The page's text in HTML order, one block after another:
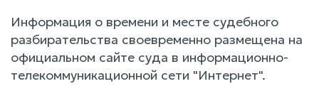
Информация о времени и месте судебного
разбирательства своевременно размещена на
официальном сайте суда в информационно-
телекоммуникационной сети "Интернет".